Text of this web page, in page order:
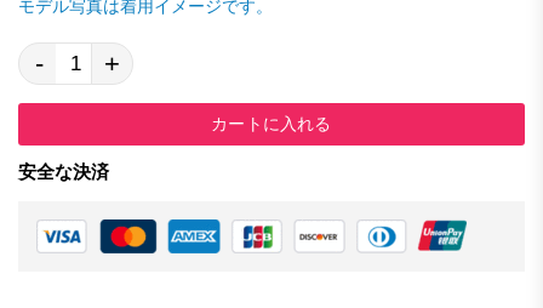
モデル写真は着用イメージです。
- +
カートに入れる
安全な決済